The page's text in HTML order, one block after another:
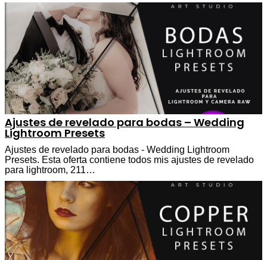
Ajustes de revelado para bodas – Wedding
Lightroom Presets
Ajustes de revelado para bodas - Wedding Lightroom
Presets. Esta oferta contiene todos mis ajustes de revelado
para lightroom, 211…